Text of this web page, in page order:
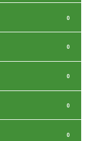
0
0
0
0
0